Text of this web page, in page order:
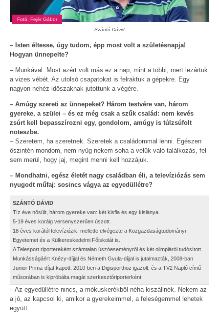
Szántó Dávid
Fotó: Fejér Gábor
– Isten éltesse, úgy tudom, épp most volt a születésnapja!
Hogyan ünnepelte?
– Munkával. Most azért volt más ez a nap, mint a többi, mert lezártuk
a vizes vébét. Az utolsó csapatokat is felraktuk a gépekre. Egy
nagyon nehéz időszaknak jutottunk a végére.
– Amúgy szereti az ünnepeket? Három testvére van, három
gyereke, a szülei – és ez még csak a szűk család: nem kevés
zsúrt kell bepasszírozni egy, gondolom, amúgy is túlzsúfolt
noteszbe.
– Szeretem, ha szeretnek. Szeretek a családommal lenni. Egészen
őszintén mondom, nem nyűg nekem soha a velük való találkozás, fel
sem merül, hogy jaj, megint menni kell hozzájuk.
– Mondhatni, egész életét nagy családban éli, a televíziózás sem
nyugodt műfaj: sosincs vágya az egyedüllétre?
SZÁNTÓ DÁVID
Tíz éve nősült, három gyereke van: két kisfia és egy kislánya.
5-19 éves koráig versenyszerűen úszott.
18 éves korától televíziózik, mellette elvégezte a Közgazdaságtudományi
Egyetemet és a Külkereskedelmi Főiskolát is.
A Telesport riportereként számtalan úszóeseményről és két olimpiáról tudósított.
Munkásságáért Knézy-díjjal és Németh Gyula-díjjal is jutalmazták, 2008-ban
Junior Prima-díjat kapott. 2010-ben a Digisporthoz igazolt, és a TV2 Napló című
műsorában is kipróbálta magát szerkesztőriporterként.
– Az egyedüllétre nincs, a mókuskerékből néha kiszállnék. Nekem az
a jó, az kapcsol ki, amikor a gyerekeimmel, a feleségemmel lehetek
együtt.